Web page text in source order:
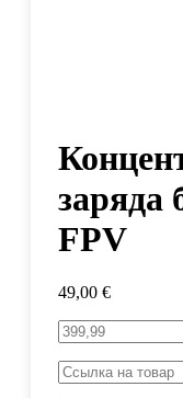
заряда
FPV
49,00 €